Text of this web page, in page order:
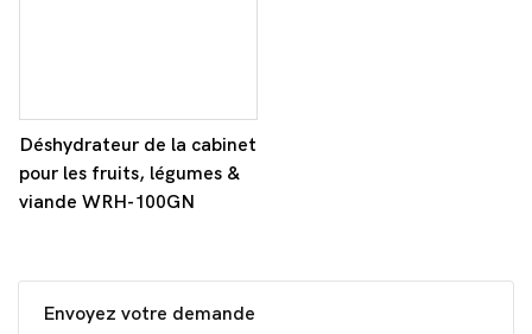
Envoyez votre demande
Déshydrateur de la cabinet
pour les fruits, légumes &
viande WRH-100GN